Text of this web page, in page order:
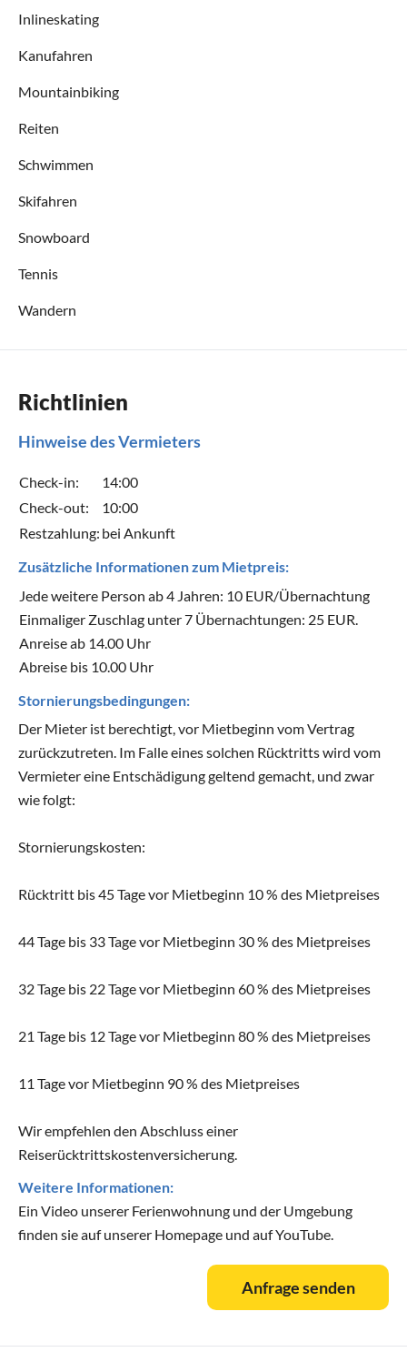
Inlineskating
Kanufahren
Mountainbiking
Reiten
Schwimmen
Skifahren
Snowboard
Tennis
Wandern
Richtlinien
Hinweise des Vermieters
Check-in:
14:00
Check-out:
10:00
Restzahlung: bei Ankunft
Zusätzliche Informationen zum Mietpreis:
Jede weitere Person ab 4 Jahren: 10 EUR/Übernachtung
Einmaliger Zuschlag unter 7 Übernachtungen: 25 EUR.
Anreise ab 14.00 Uhr
Abreise bis 10.00 Uhr
Stornierungsbedingungen:
Der Mieter ist berechtigt, vor Mietbeginn vom Vertrag
zurückzutreten. Im Falle eines solchen Rücktritts wird vom
Vermieter eine Entschädigung geltend gemacht, und zwar
wie folgt:
Stornierungskosten:
Rücktritt bis 45 Tage vor Mietbeginn 10 % des Mietpreises
44 Tage bis 33 Tage vor Mietbeginn 30 % des Mietpreises
32 Tage bis 22 Tage vor Mietbeginn 60 % des Mietpreises
21 Tage bis 12 Tage vor Mietbeginn 80 % des Mietpreises
11 Tage vor Mietbeginn 90 % des Mietpreises
Wir empfehlen den Abschluss einer
Reiserücktrittskostenversicherung.
Weitere Informationen:
Ein Video unserer Ferienwohnung und der Umgebung
finden sie auf unserer Homepage und auf YouTube.
Anfrage senden